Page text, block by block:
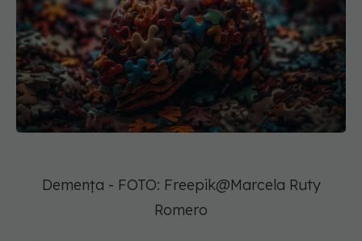
Demența - FOTO: Freepik@Marcela Ruty
Romero